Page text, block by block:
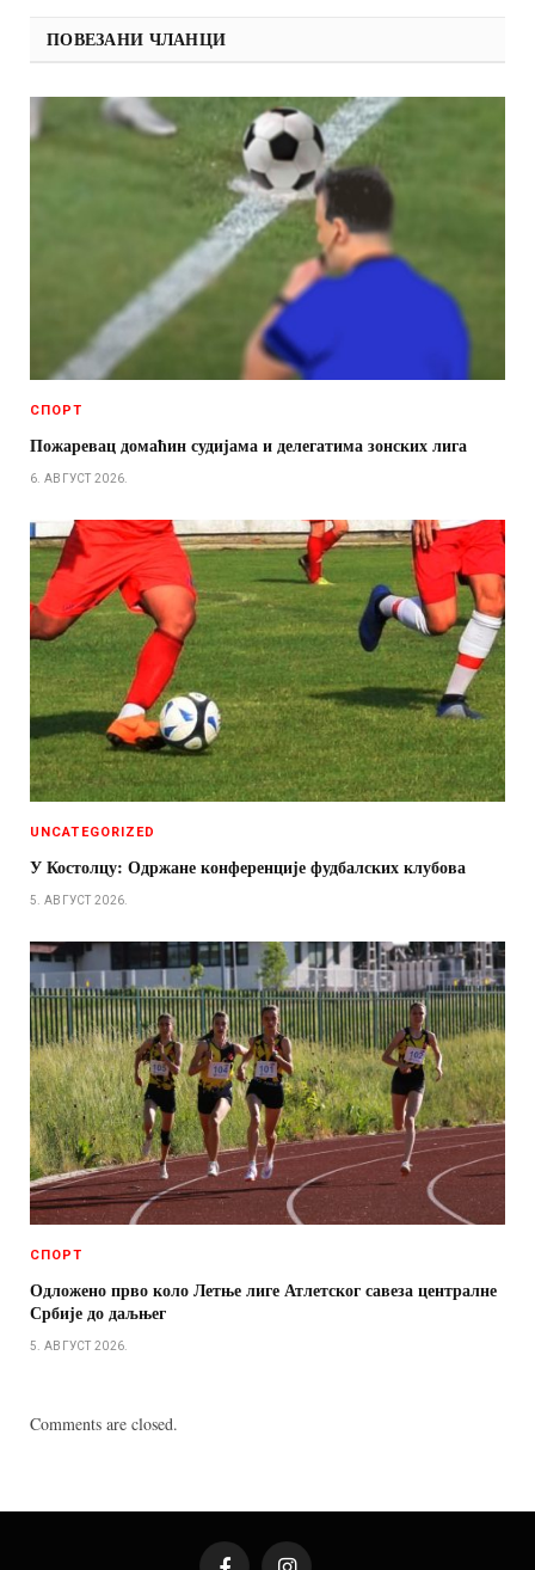
ПОВЕЗАНИ ЧЛАНЦИ
СПОРТ
Пожаревац домаћин судијама и делегатима зонских лига
6. АВГУСТ 2026.
UNCATEGORIZED
У Костолцу: Одржане конференције фудбалских клубова
5. АВГУСТ 2026.
СПОРТ
Одложено прво коло Летње лиге Атлетског савеза централне
Србије до даљњег
5. АВГУСТ 2026.
Comments are closed.